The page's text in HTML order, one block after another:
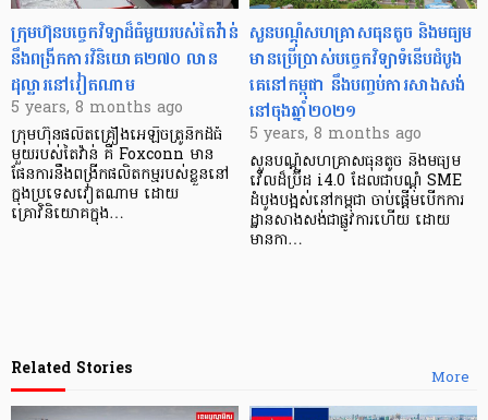
ក្រុមហ៊ុនបច្ចេកវិទ្យាដ៏ធំមួយរបស់តៃវ៉ាន់
នឹងពង្រីកការវិនិយោគ២៧០ លាន
ដុល្លារនៅវៀតណាម
5 years, 8 months ago
ក្រុមហ៊ុនផលិតគ្រឿងអេឡិចត្រូនិកដ៏ធំ
មួយរបស់តៃវ៉ាន់ គឺ Foxconn មាន
ផែនការនឹងពង្រីកផលិតកម្មរបស់ខ្លួននៅ
ក្នុងប្រទេសវៀតណាម ដោយ
គ្រោវិនិយោគក្នុង…
សួនបណ្តុំ​សហគ្រាសធុនតូច និងមធ្យម
មានប្រើប្រាស់បច្ចេកវិទ្យាទំនើបដំបូង
គេ​នៅកម្ពុជា នឹងបញ្ចប់ការសាងសង់
នៅចុងឆ្នាំ២០២១
5 years, 8 months ago
សួនបណ្តុំសហគ្រាសធុនតូច និងមធ្យម
វើលដ៏ប្រ៊ីដ i4.0 ដែលជាបណ្តុំ SME
ដំបូងបង្អស់នៅកម្ពុជា ចាប់ផ្តើមបើកការ
ដ្ឋានសាងសង់ជាផ្លូវការហើយ ដោយ
មានកា…
More
Related Stories